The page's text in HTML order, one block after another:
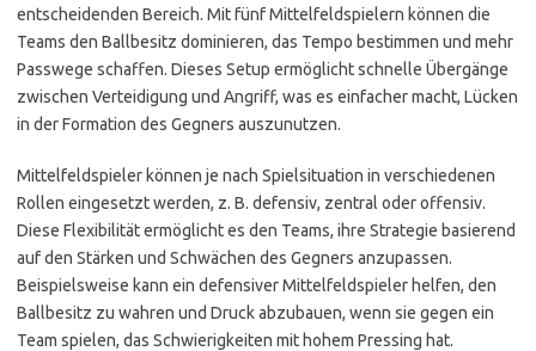
entscheidenden Bereich. Mit fünf Mittelfeldspielern können die
Teams den Ballbesitz dominieren, das Tempo bestimmen und mehr
Passwege schaffen. Dieses Setup ermöglicht schnelle Übergänge
zwischen Verteidigung und Angriff, was es einfacher macht, Lücken
in der Formation des Gegners auszunutzen.
Mittelfeldspieler können je nach Spielsituation in verschiedenen
Rollen eingesetzt werden, z. B. defensiv, zentral oder offensiv.
Diese Flexibilität ermöglicht es den Teams, ihre Strategie basierend
auf den Stärken und Schwächen des Gegners anzupassen.
Beispielsweise kann ein defensiver Mittelfeldspieler helfen, den
Ballbesitz zu wahren und Druck abzubauen, wenn sie gegen ein
Team spielen, das Schwierigkeiten mit hohem Pressing hat.